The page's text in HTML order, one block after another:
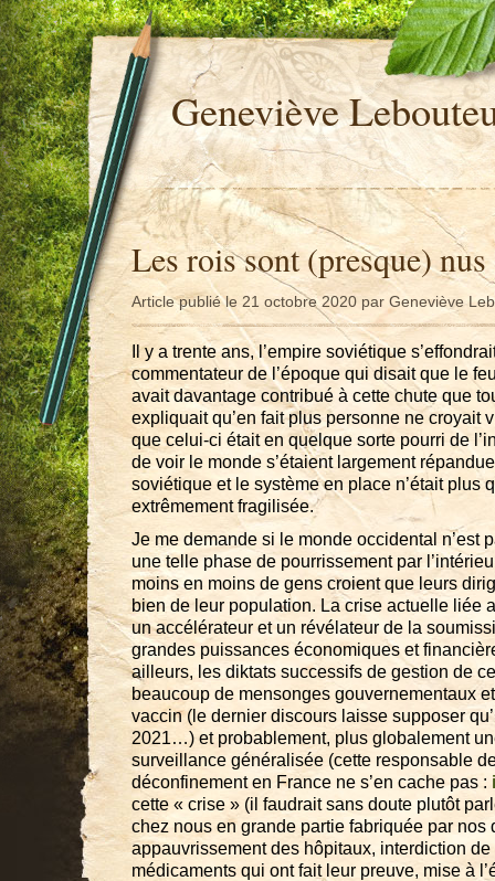
Geneviève
Les rois sont (presque) nus
Article publié le 21 octobre 2020 par Geneviève
Il y a trente ans, l’empire soviétique
commentateur de l’époque qui disait que le
avait davantage contribué à cette chute que
expliquait qu’en fait plus personne ne croyait
que celui-ci était en quelque sorte pourri de
de voir le monde s’étaient largement
soviétique et le système en place n’était plus
extrêmement fragilisée.
Je me demande si le monde occidental n’est
une telle phase de pourrissement par
moins en moins de gens croient que leurs
bien de leur population. La crise actuelle liée
un accélérateur et un révélateur de la
grandes puissances économiques et
ailleurs, les diktats successifs de gestion de
beaucoup de mensonges gouvernementaux et
vaccin (le dernier discours laisse supposer
2021…) et probablement, plus globalement
surveillance généralisée (cette responsable
déconfinement en France ne s’en cache pas :
cette « crise » (il faudrait sans doute plutôt
chez nous en grande partie fabriquée par nos
appauvrissement des hôpitaux, interdiction
médicaments qui ont fait leur preuve, mise à